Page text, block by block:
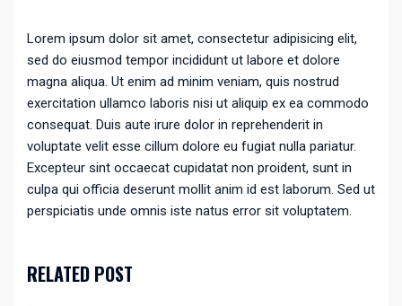
Lorem ipsum dolor sit amet, consectetur adipisicing elit,
sed do eiusmod tempor incididunt ut labore et dolore
magna aliqua. Ut enim ad minim veniam, quis nostrud
exercitation ullamco laboris nisi ut aliquip ex ea commodo
consequat. Duis aute irure dolor in reprehenderit in
voluptate velit esse cillum dolore eu fugiat nulla pariatur.
Excepteur sint occaecat cupidatat non proident, sunt in
culpa qui officia deserunt mollit anim id est laborum. Sed ut
perspiciatis unde omnis iste natus error sit voluptatem.
RELATED POST